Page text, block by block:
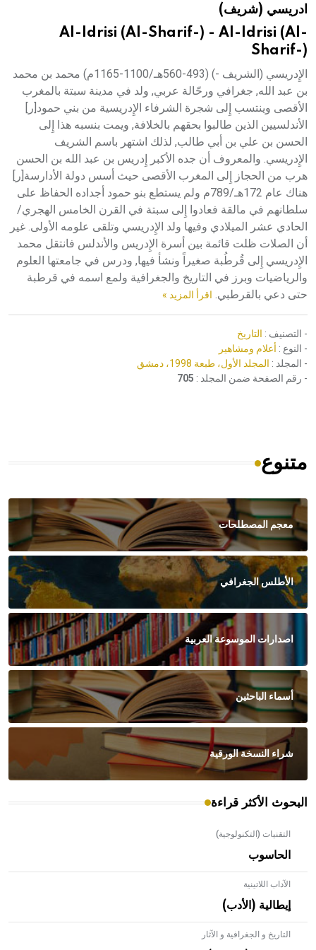
هيئة الموسوعة العربية تطلق موسوعات جديدة في عام 2026ادريسي (شريف)
Al-Idrisi (Al-Sharif-) - Al-Idrisi (Al-
Sharif-)
الإِدريسي (الشريف -) (493-560هـ/1100-1165م) محمد بن محمد
بن عبد الله, جغرافي ورحّالة عربي, ولد في مدينة سبتة بالمغرب
الأقصى وينتسب إِلى شجرة الشرفاء الإِدريسية من بني حمود[ر]
الأندلسيين الذين طالبوا بحقهم بالخلافة, ويمت بنسبه هذا إِلى
الحسن بن علي بن أبي طالب, لذلك اشتهر باسم الشريف
الإِدريسي. والمعروف أن جده الأكبر إِدريس بن عبد الله بن الحسن
هرب من الحجاز إِلى المغرب الأقصى حيث أسس دولة الأدارسة[ر]
هناك عام 172هـ/789م ولم يستطع بنو حمود أجداده الحفاظ على
سلطانهم في مالقة فعادوا إِلى سبتة في القرن الخامس الهجري/
الحادي عشر الميلادي وفيها ولد الإِدريسي وتلقى علومه الأولى. غير
أن الصلات ظلت قائمة بين أسرة الإِدريس والأندلس فانتقل محمد
الإِدريسي إِلى قُرطُبة صغيراً ونشأ فيها, ودرس في جامعتها العلوم
والرياضيات وبرز في التاريخ والجغرافية ولمع اسمه في قرطبة
حتى دعي بالقرطبي. اقرأ المزيد »
- التصنيف : التاريخ
- النوع : أعلام ومشاهير
- المجلد : المجلد الأول، طبعة 1998، دمشق
- رقم الصفحة ضمن المجلد : 705
متنوع
معجم المصطلحات
الأطلس الجغرافي
اصدارات الموسوعة العربية
أسماء الباحثين
شراء النسخة الورقية
البحوث الأكثر قراءة
التقنيات (التكنولوجية)
الحاسوب
الآداب اللاتينية
إيطالية (الأدب)
التاريخ و الجغرافية و الآثار